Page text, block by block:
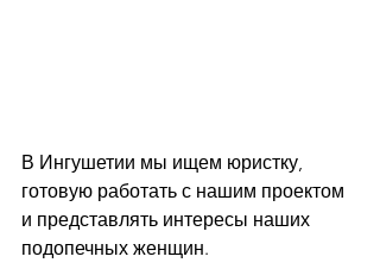
В Ингушетии мы ищем юристку,
готовую работать с нашим проектом
и представлять интересы наших
подопечных женщин.